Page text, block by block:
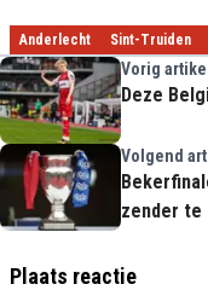
Anderlecht Sint-Truiden
Vorig artikel
Deze
Volgend
zender te
Plaats reactie